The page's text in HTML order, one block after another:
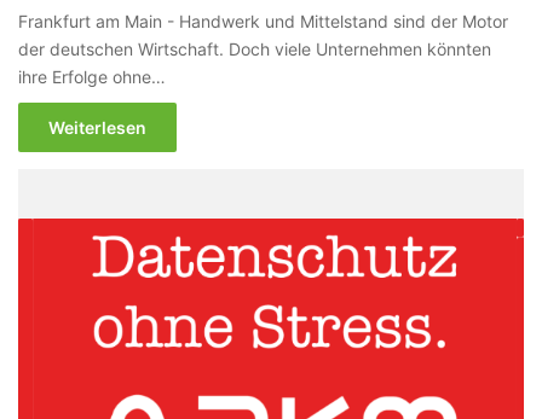
Frankfurt am Main - Handwerk und Mittelstand sind der Motor
der deutschen Wirtschaft. Doch viele Unternehmen könnten
ihre Erfolge ohne…
Weiterlesen